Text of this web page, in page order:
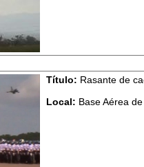
Título: Rasante de
Local: Base Aérea